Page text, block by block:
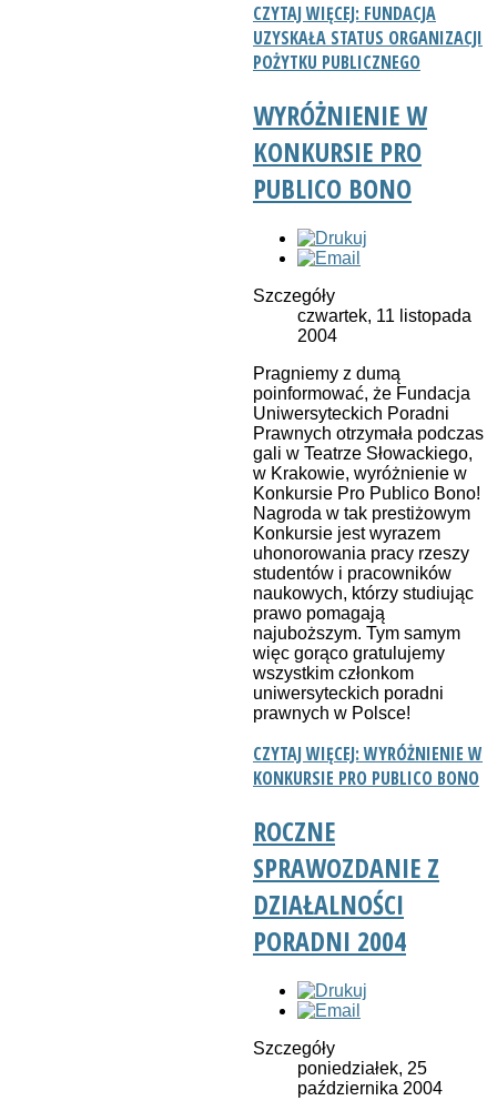
CZYTAJ WIĘCEJ: FUNDACJA
UZYSKAŁA STATUS ORGANIZACJI
POŻYTKU PUBLICZNEGO
WYRÓŻNIENIE W
KONKURSIE PRO
PUBLICO BONO
Szczegóły
czwartek, 11 listopada
2004
Pragniemy z dumą
poinformować, że Fundacja
Uniwersyteckich Poradni
Prawnych otrzymała podczas
gali w Teatrze Słowackiego,
w Krakowie, wyróżnienie w
Konkursie Pro Publico Bono!
Nagroda w tak prestiżowym
Konkursie jest wyrazem
uhonorowania pracy rzeszy
studentów i pracowników
naukowych, którzy studiując
prawo pomagają
najuboższym. Tym samym
więc gorąco gratulujemy
wszystkim członkom
uniwersyteckich poradni
prawnych w Polsce!
CZYTAJ WIĘCEJ: WYRÓŻNIENIE W
KONKURSIE PRO PUBLICO BONO
ROCZNE
SPRAWOZDANIE Z
DZIAŁALNOŚCI
PORADNI 2004
Szczegóły
poniedziałek, 25
października 2004